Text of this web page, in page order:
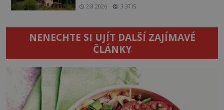
2.8.2026 3.3TIS
NENECHTE SI UJÍT DALŠÍ ZAJÍMAVÉ
ČLÁNKY